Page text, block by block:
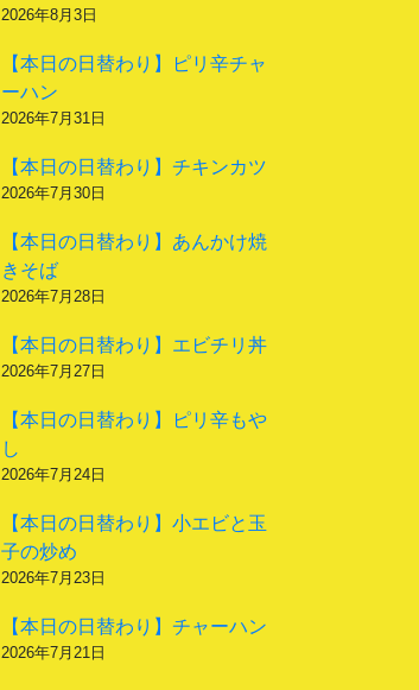
2026年8月3日
【本日の日替わり】ピリ辛チャ
ーハン
2026年7月31日
【本日の日替わり】チキンカツ
2026年7月30日
【本日の日替わり】あんかけ焼
きそば
2026年7月28日
【本日の日替わり】エビチリ丼
2026年7月27日
【本日の日替わり】ピリ辛もや
し
2026年7月24日
【本日の日替わり】小エビと玉
子の炒め
2026年7月23日
【本日の日替わり】チャーハン
2026年7月21日